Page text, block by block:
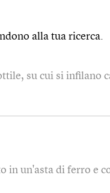
alla tua ricerca.
su cui si infilano
in un'asta di ferro e